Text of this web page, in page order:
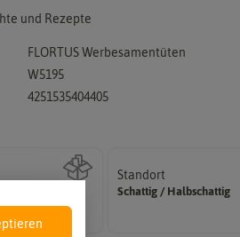
und Rezepte
FLORTUS Werbesamentüten
W5195
4251535404405
Standort
Schattig / Halbschattig
Wie viel Licht benötigt
halbschattig, sonnig,